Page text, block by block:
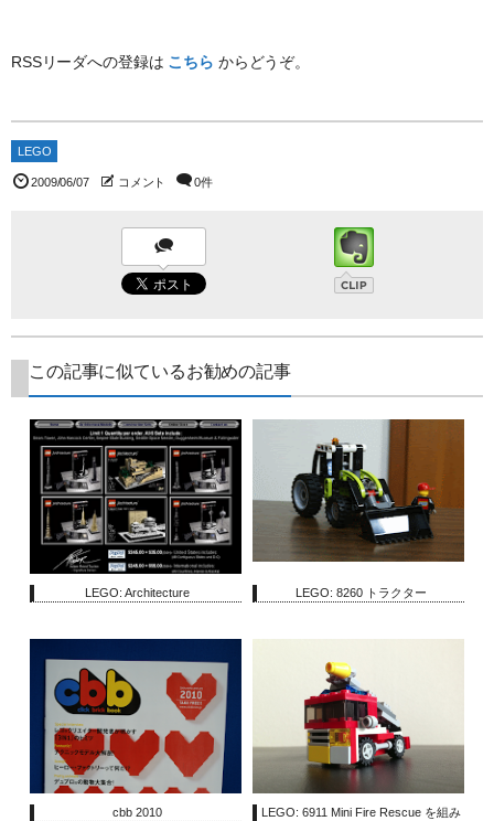
RSSリーダへの登録は こちら からどうぞ。
LEGO
2009/06/07 コメント 0件
この記事に似ているお勧めの記事
LEGO: Architecture LEGO: 8260 トラクター
cbb 2010
LEGO: 6911 Mini Fire Rescue を組み